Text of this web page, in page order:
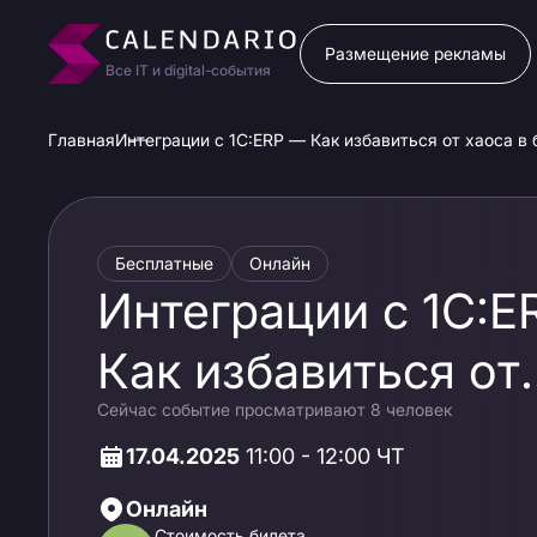
Все IT и digital-события
Размещение рекламы
ГлавнаяИнтеграции с 1С:ERP — Как избавиться от хаоса в
Бесплатные Онлайн
Интеграции с
Как избавиться от
хаоса в базе
Сейчас событие просматривают 8 человек
17.04.2025 11:00 - 12:00 ЧТ
Онлайн